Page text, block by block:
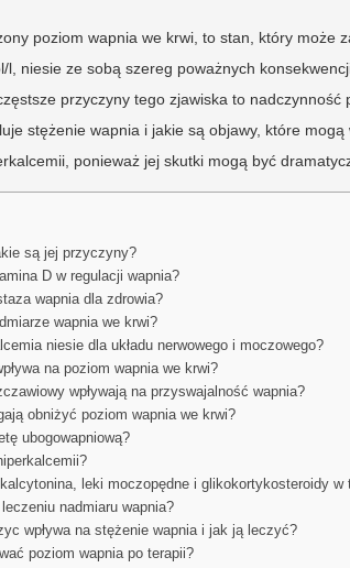
poziom wapnia we krwi, to stan, który może
niesie ze sobą szereg poważnych
przyczyny tego zjawiska to
stężenie wapnia i jakie są objawy, które
ponieważ jej skutki mogą być
są jej przyczyny?
D w regulacji wapnia?
wapnia dla zdrowia?
wapnia we krwi?
niesie dla układu nerwowego i moczowego?
na poziom wapnia we krwi?
wpływają na przyswajalność wapnia?
obniżyć poziom wapnia we krwi?
ubogowapniową?
leki moczopędne i glikokortykosteroidy w
nadmiaru wapnia?
wpływa na stężenie wapnia i jak ją leczyć?
poziom wapnia po terapii?